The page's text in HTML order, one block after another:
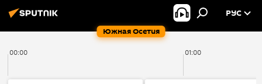
Южная Осетия
РУС
00:00 01:00